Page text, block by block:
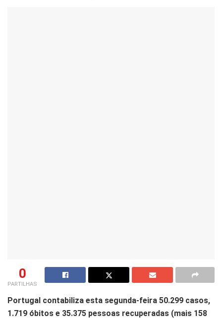
0
PARTILHAS
Portugal contabiliza esta segunda-feira 50.299 casos,
1.719 óbitos e 35.375 pessoas recuperadas (mais 158